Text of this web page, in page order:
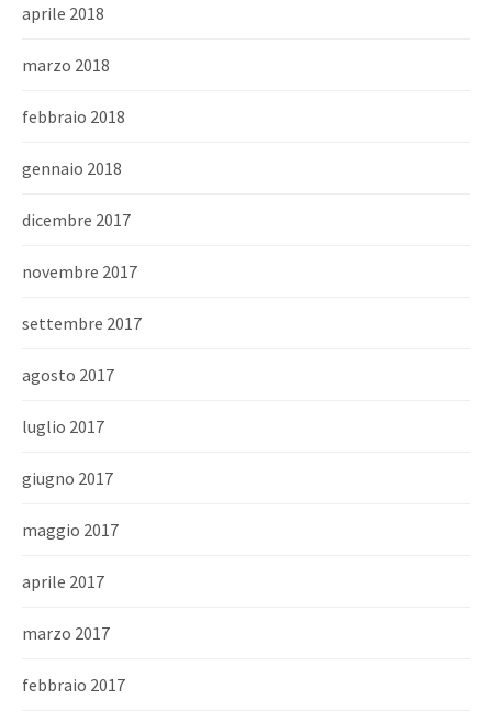
aprile 2018
marzo 2018
febbraio 2018
gennaio 2018
dicembre 2017
novembre 2017
settembre 2017
agosto 2017
luglio 2017
giugno 2017
maggio 2017
aprile 2017
marzo 2017
febbraio 2017